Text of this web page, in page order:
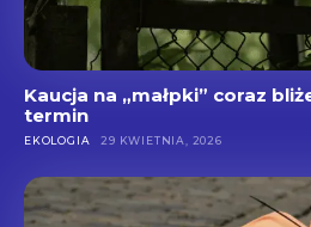
Kaucja na „małpki” coraz
termin
EKOLOGIA 29 KWIETNIA, 2026